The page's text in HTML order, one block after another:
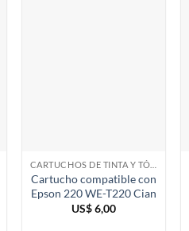
Cartucho compatible con
Epson 220 WE-T220 Cian
US$6,00